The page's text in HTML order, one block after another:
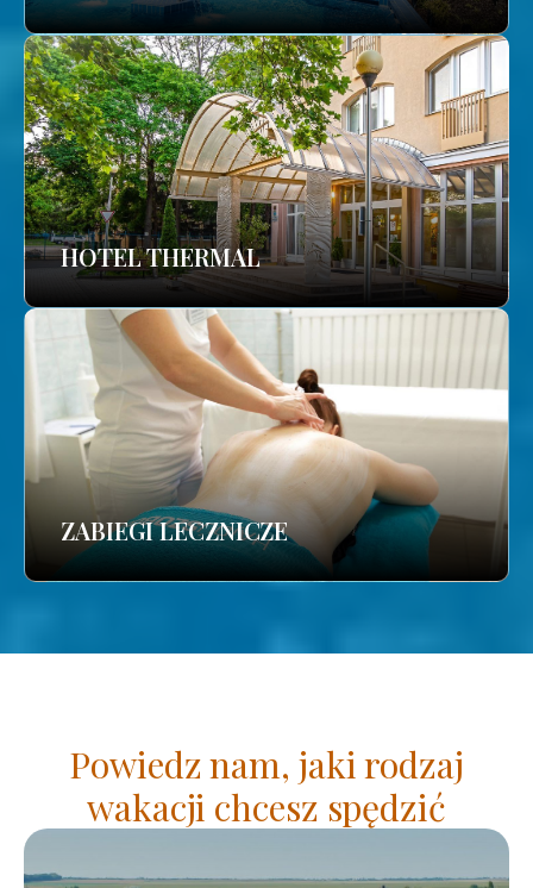
HOTEL THERMAL
ZABIEGI LECZNICZE
Powiedz nam, jaki rodzaj
wakacji chcesz spędzić